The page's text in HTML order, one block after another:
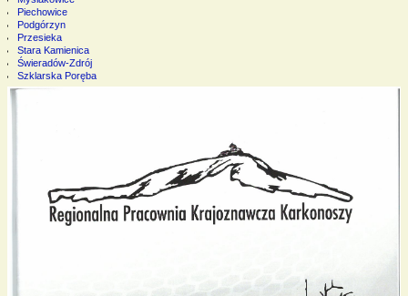
Piechowice
Podgórzyn
Przesieka
Stara Kamienica
Świeradów-Zdrój
Szklarska Poręba